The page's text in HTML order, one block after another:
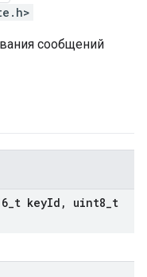
сообщений
t keyId , uint8 t